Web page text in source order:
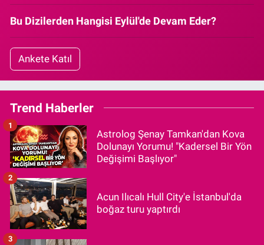
Bu Dizilerden Hangisi Eylül'de Devam Eder?
Ankete Katıl
Trend Haberler
Astrolog Şenay Tamkan'dan Kova
Dolunayı Yorumu! "Kadersel Bir Yön
Değişimi Başlıyor"
1
Acun Ilıcalı Hull City'e İstanbul'da
boğaz turu yaptırdı
2
3